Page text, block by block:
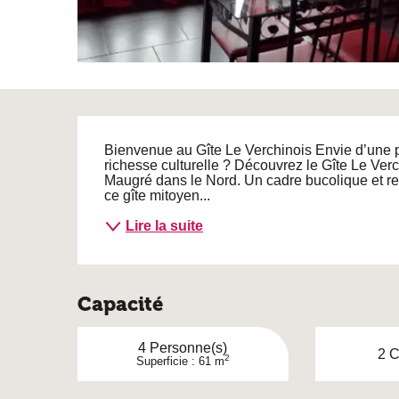
Description
Bienvenue au Gîte Le Verchinois Envie
richesse culturelle ? Découvrez le Gîte Le
Maugré dans le Nord. Un cadre bucolique et
ce gîte mitoyen...
Lire la suite
Capacité
4 Personne(s)
Superficie : 61 m2 2